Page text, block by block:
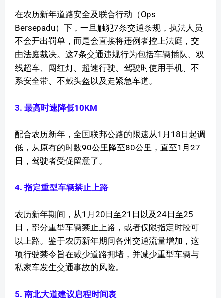
在农历新年道路安全及联合行动（Ops
Bersepadu）下，一旦触犯7条交通条规，执法人员
不会开出罚单，而是会直接将违例者控上法庭，交
由法庭裁决。这7条交通违规行为包括车辆插队、双
线超车、闯红灯、超速行驶、驾驶时使用手机、不
系安全带、不戴头盔以及走紧急车道。
3. 最高时速降低10KM
配合农历新年，全国联邦公路的限速从1月18日起调
低，从原有的时数90公里降至80公里，直至1月27
日，驾驶者受促留意了。
4. 指定重型车辆禁止上路
农历新年期间，从1月20日至21日以及24日至25
日，部分重型车辆禁止上路，或者仅限指定时段可
以上路。鉴于农历新年期间各州交通流量增加，这
项行驶禁令旨在减少道路拥堵，并减少重型车辆与
私家车发生交通事故的风险。
5. 南北大道建议启程时间表